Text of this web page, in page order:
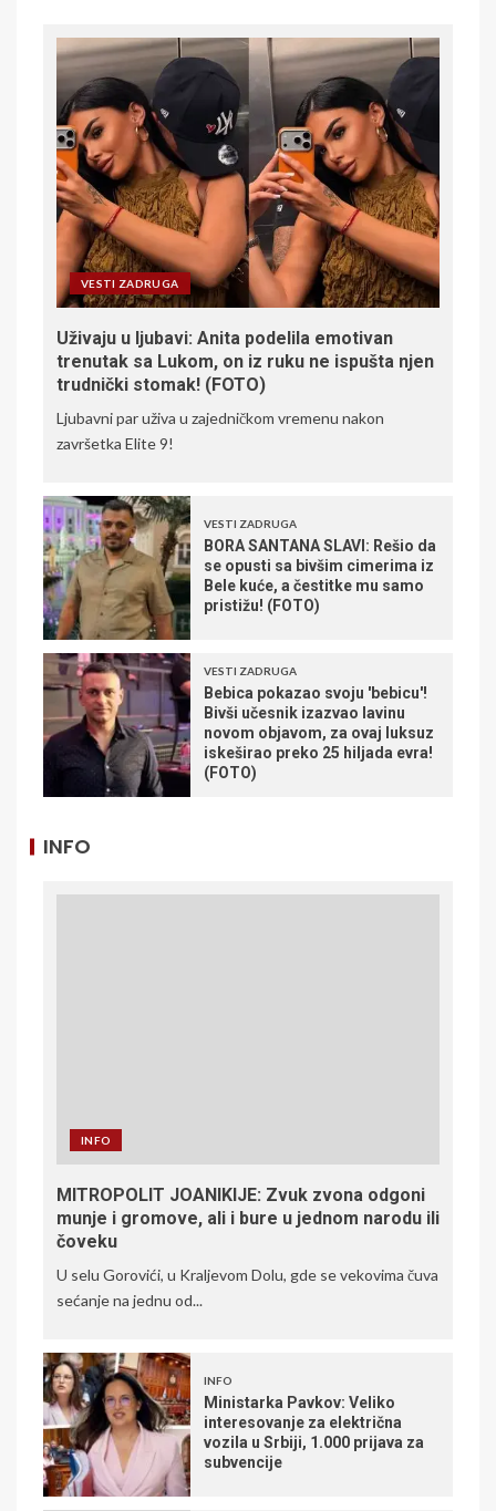
VESTI ZADRUGA
Uživaju u ljubavi: Anita podelila emotivan
trenutak sa Lukom, on iz ruku ne ispušta njen
trudnički stomak! (FOTO)
Ljubavni par uživa u zajedničkom vremenu nakon
završetka Elite 9!
VESTI ZADRUGA
BORA SANTANA SLAVI: Rešio da
se opusti sa bivšim cimerima iz
Bele kuće, a čestitke mu samo
pristižu! (FOTO)
VESTI ZADRUGA
Bebica pokazao svoju 'bebicu'!
Bivši učesnik izazvao lavinu
novom objavom, za ovaj luksuz
iskeširao preko 25 hiljada evra!
(FOTO)
INFO
INFO
MITROPOLIT JOANIKIJE: Zvuk zvona odgoni
munje i gromove, ali i bure u jednom narodu ili
čoveku
U selu Gorovići, u Kraljevom Dolu, gde se vekovima čuva
sećanje na jednu od...
INFO
Ministarka Pavkov: Veliko
interesovanje za električna
vozila u Srbiji, 1.000 prijava za
subvencije